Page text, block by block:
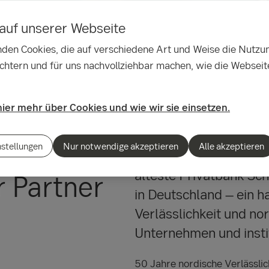
seit 50
Partner
Die SEB ist ein
älteste Privatbank
in Deutschland – ein
Verlässlichkeit und
Unternehmen und
50 Jahre nordische
unserer Webseite
Cookies, die auf verschiedene Art und Weise die
und für uns nachvollziehbar machen, wie die
mehr über Cookies und wie wir sie einsetzen.
Nur notwendige akzeptieren Alle akzeptieren